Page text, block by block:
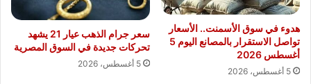
هدوء في سوق الأسمنت.. الأسعار
تواصل الاستقرار بالمصانع اليوم 5
أغسطس 2026
5 أغسطس، 2026
سعر جرام الذهب عيار 21 يشهد
تحركات جديدة في السوق المصرية
5 أغسطس، 2026